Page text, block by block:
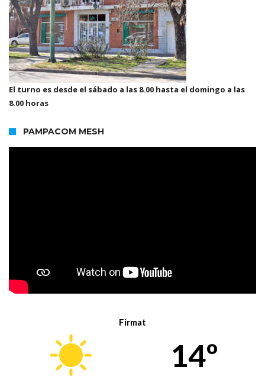
El turno es desde el sábado a las 8.00 hasta el domingo a las
8.00 horas
PAMPACOM MESH
Firmat
14º